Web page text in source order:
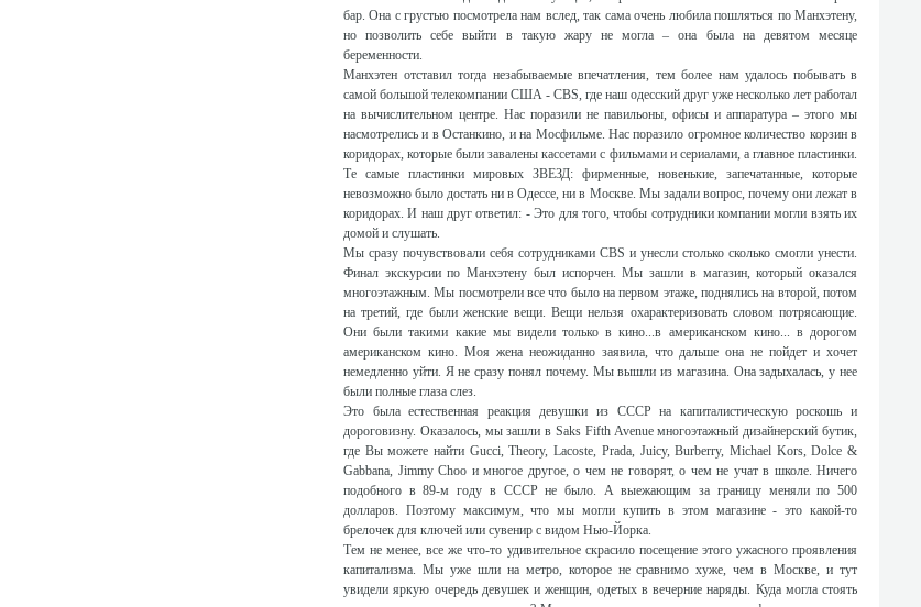
бар. Она с грустью посмотрела нам вслед, так сама очень любила пошляться по Манхэтену,
но позволить себе выйти в такую жару не могла – она была на девятом месяце
беременности.
Манхэтен отставил тогда незабываемые впечатления, тем более нам удалось побывать в
самой большой телекомпании США - CBS, где наш одесский друг уже несколько лет работал
на вычислительном центре. Нас поразили не павильоны, офисы и аппаратура – этого мы
насмотрелись и в Останкино, и на Мосфильме. Нас поразило огромное количество корзин в
коридорах, которые были завалены кассетами с фильмами и сериалами, а главное пластинки.
Те самые пластинки мировых ЗВЕЗД: фирменные, новенькие, запечатанные, которые
невозможно было достать ни в Одессе, ни в Москве. Мы задали вопрос, почему они лежат в
коридорах. И наш друг ответил: - Это для того, чтобы сотрудники компании могли взять их
домой и слушать.
Мы сразу почувствовали себя сотрудниками CBS и унесли столько сколько смогли унести.
Финал экскурсии по Манхэтену был испорчен. Мы зашли в магазин, который оказался
многоэтажным. Мы посмотрели все что было на первом этаже, поднялись на второй, потом
на третий, где были женские вещи. Вещи нельзя охарактеризовать словом потрясающие.
Они были такими какие мы видели только в кино...в американском кино... в дорогом
американском кино. Моя жена неожиданно заявила, что дальше она не пойдет и хочет
немедленно уйти. Я не сразу понял почему. Мы вышли из магазина. Она задыхалась, у нее
были полные глаза слез.
Это была естественная реакция девушки из СССР на капиталистическую роскошь и
дороговизну. Оказалось, мы зашли в Saks Fifth Avenue многоэтажный дизайнерский бутик,
где Вы можете найти Gucci, Theory, Lacoste, Prada, Juicy, Burberry, Michael Kors, Dolce &
Gabbana, Jimmy Choo и многое другое, о чем не говорят, о чем не учат в школе. Ничего
подобного в 89-м году в СССР не было. А выежающим за границу меняли по 500
долларов. Поэтому максимум, что мы могли купить в этом магазине - это какой-то
брелочек для ключей или сувенир с видом Нью-Йорка.
Тем не менее, все же что-то удивительное скрасило посещение этого ужасного проявления
капитализма. Мы уже шли на метро, которое не сравнимо хуже, чем в Москве, и тут
увидели яркую очередь девушек и женщин, одетых в вечерние наряды. Куда могла стоять